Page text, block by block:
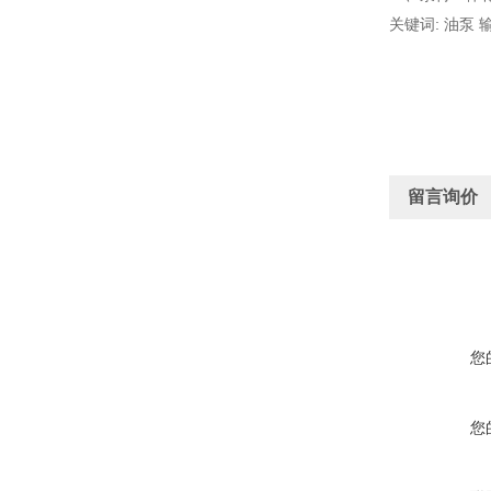
关键词: 油泵
留言询价
您
您